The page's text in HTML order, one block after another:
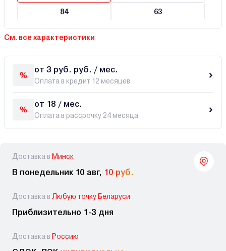
84 63
См. все характеристики
от 3 руб. руб. / мес.
Оплата в кредит 12 месяцев
от 18 / мес.
Оплата в рассрочку 24 месяца
Доставка в Минск
В понедельник 10 авг, 10 руб.
Доставка в Любую точку Беларуси
Приблизительно 1-3 дня
Доставка в Россию